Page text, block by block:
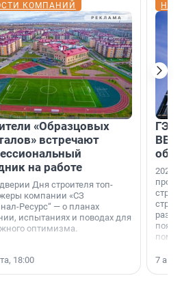
КОМПАНИЙ
«Образцовых
встречают
на работе
Дня строителя топ-
компании «СЗ
Ресурс“ — о планах
испытаниях и поводах для
оптимизма.
18:00
ГЭС,
ВВП: в
об
2026-й —
раз. В
7